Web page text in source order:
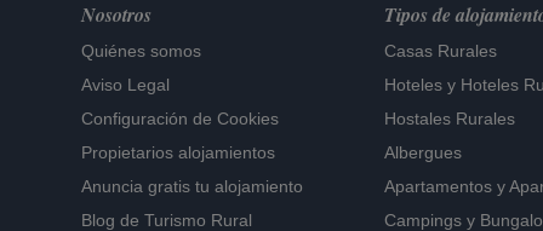
Nosotros
Quiénes somos
Aviso Legal
Configuración de Cookies
Propietarios alojamientos
Anuncia gratis tu alojamiento
Blog de Turismo Rural
Tipos de
Casas Rurales
Hoteles y Hoteles
Hostales Rurales
Albergues
Apartamentos y
Campings y